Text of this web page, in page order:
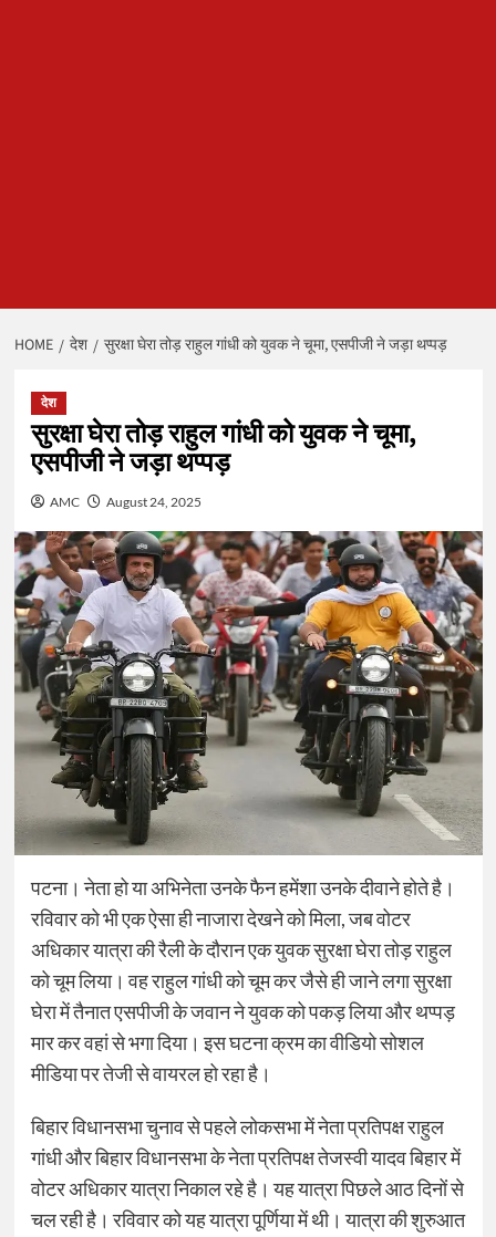
HOME देश सुरक्षा घेरा तोड़ राहुल गांधी को युवक ने चूमा, एसपीजी ने जड़ा थप्पड़
देश
सुरक्षा घेरा तोड़ राहुल गांधी को युवक ने चूमा,
एसपीजी ने जड़ा थप्पड़
AMC August 24, 2025
पटना। नेता हो या अभिनेता उनके फैन हमेंशा उनके दीवाने होते है।
रविवार को भी एक ऐसा ही नाजारा देखने को मिला, जब वोटर
अधिकार यात्रा की रैली के दौरान एक युवक सुरक्षा घेरा तोड़ राहुल
को चूम लिया। वह राहुल गांधी को चूम कर जैसे ही जाने लगा सुरक्षा
घेरा में तैनात एसपीजी के जवान ने युवक को पकड़ लिया और थप्पड़
मार कर वहां से भगा दिया। इस घटना क्रम का ​वीडियो सोशल
मीडिया पर तेजी से वायरल हो रहा है।
बिहार विधानसभा चुनाव से पहले लोकसभा में नेता प्रतिपक्ष राहुल
गांधी और बिहार विधानसभा के नेता प्रतिपक्ष तेजस्वी यादव बिहार में
वोटर अधिकार यात्रा निकाल रहे है। यह यात्रा पिछले आठ दिनों से
चल रही है। रविवार को यह यात्रा पूर्णिया में थी। यात्रा की शुरुआत